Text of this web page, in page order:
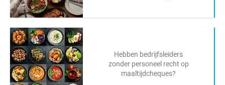
Hebben bedrijfsleiders
zonder personeel recht op
maaltijdcheques?